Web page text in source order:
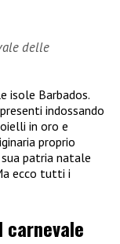
delle
isole Barbados.
indossando
in oro e
proprio
patria natale
ecco tutti i